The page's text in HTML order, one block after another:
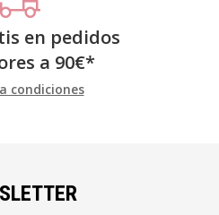
en pedidos
a 90€*
condiciones